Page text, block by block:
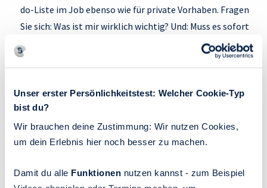
Unser erster Persönlichkeitstest: Welcher Cookie-Typ
bist du?
Wir brauchen deine Zustimmung: Wir nutzen Cookies,
um dein Erlebnis hier noch besser zu machen.
Damit du alle Funktionen nutzen kannst - zum Beispiel
do-Liste im Job ebenso wie für private Vorhaben. Fragen
Sie sich: Was ist mir wirklich wichtig? Und: Muss es sofort
passieren? Wenden Sie das Eisenhower-Prinzip an: Hierbei
werden Aufgaben in die Kategorien „Wichtigkeit“ und
„wichtig“ ist, können Sie selbst erledigen. Was weniger
wichtig, aber ebenfalls dringend ist, können Sie
beispielsweise an kompetente Kolleg*innen delegieren
oder an eine Freundin oder den Partner abgeben. Wenn Sie
immer alles alleine schaffen zu wollen, wird vieles leichter.